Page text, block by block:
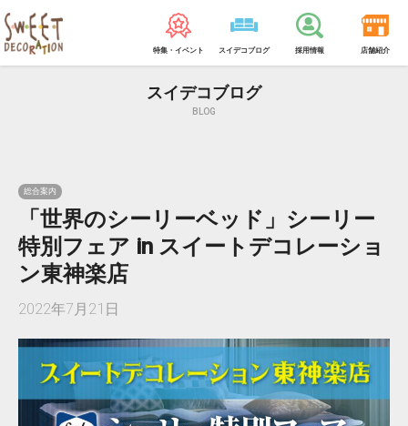
特集・イベント スイデコブログ 採用情報 店舗紹介
スイデコブログ
BLOG
総合案内
「世界のシーリーベッド」シーリー
特別フェア in スイートデコレーショ
ン東神楽店
2022年7月21日